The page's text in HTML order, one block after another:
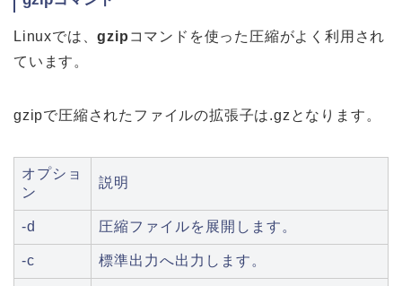
Linuxでは、gzip コマンドを使った圧縮がよく利用され
ています。
gzipで圧縮されたファイルの拡張子は.gzとなります。
オプショ
ン
説明
-d 圧縮ファイルを展開します。
-c 標準出力へ出力します。